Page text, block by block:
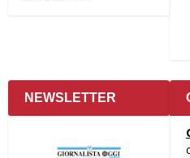
NEWSLETTER